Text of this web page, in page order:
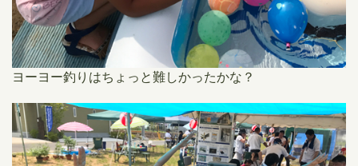
ヨーヨー釣りはちょっと難しかったかな？